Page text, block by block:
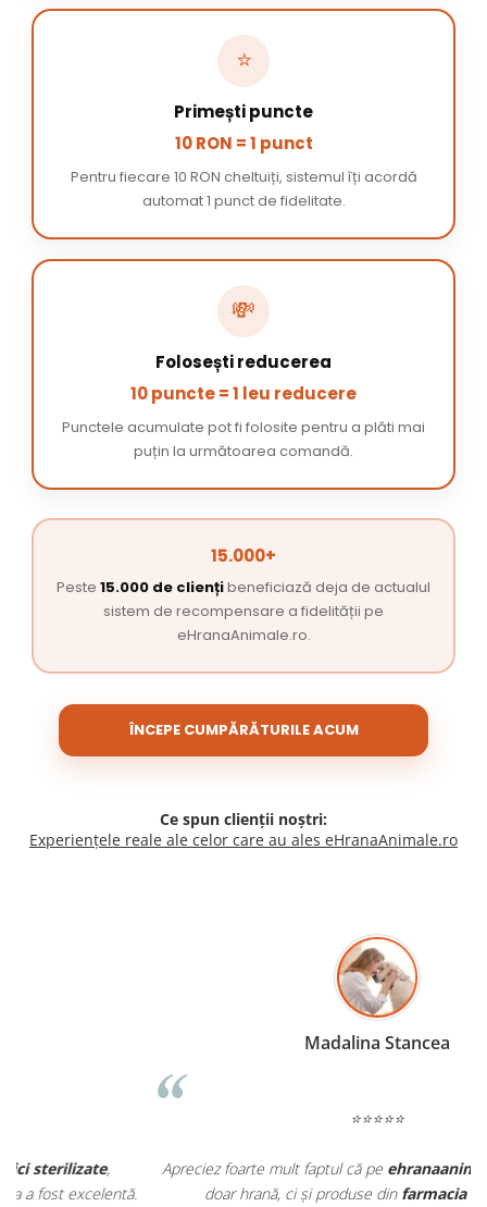
⭐
Primești puncte
10 RON = 1 punct
Pentru fiecare 10 RON cheltuiți, sistemul îți acordă
automat 1 punct de fidelitate.
💸
Folosești reducerea
10 puncte = 1 leu reducere
Punctele acumulate pot fi folosite pentru a plăti mai
puțin la următoarea comandă.
15.000+
Peste 15.000 de cliențibeneficiază deja de actualul
sistem de recompensare a fidelității pe
eHranaAnimale.ro.
ÎNCEPE CUMPĂRĂTURILE ACUM
Ce spun clienții noștri:
Experiențele reale ale celor care au ales eHranaAnimale.ro
Madalina Stancea
Apreciez foarte mult faptul că peehranaanimale.ro găsesc nu
doar hrană, ci și produse dinfarmacia veterinară: